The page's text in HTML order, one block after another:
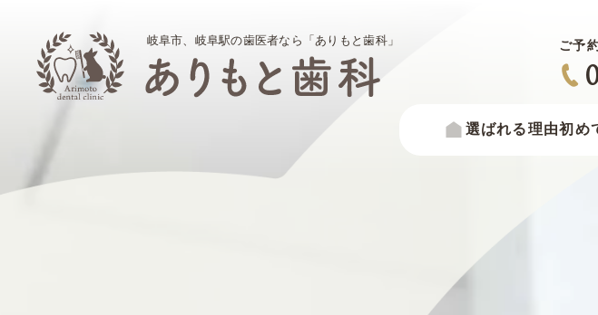
岐阜市、岐阜駅の歯医者なら「ありもと歯科」 ご予
選ばれる理由初め